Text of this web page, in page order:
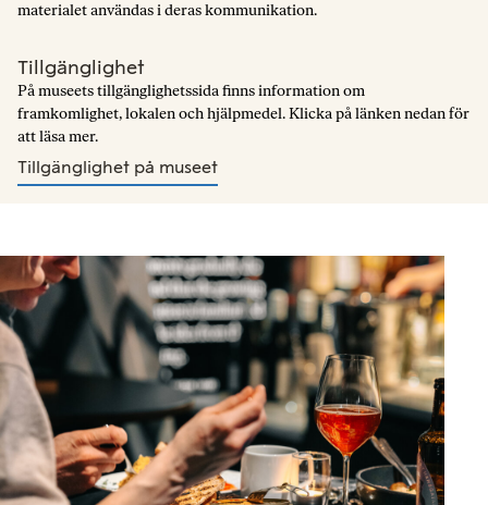
materialet användas i deras kommunikation.
Tillgänglighet
På museets tillgänglighetssida finns information om
framkomlighet, lokalen och hjälpmedel. Klicka på länken nedan för
att läsa mer.
Tillgänglighet på museet